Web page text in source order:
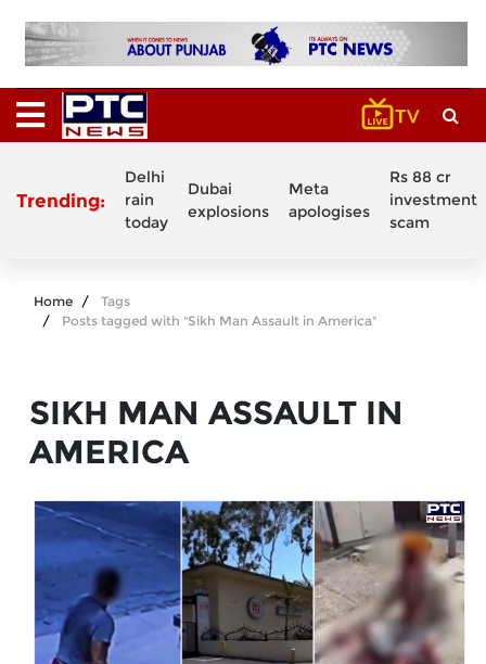
Trending:
Delhi
rain
today
Dubai
explosions
Meta
apologises
Rs 88 cr
investment
scam
Home
Tags
Posts tagged with "Sikh Man Assault in America"
SIKH MAN ASSAULT IN
AMERICA